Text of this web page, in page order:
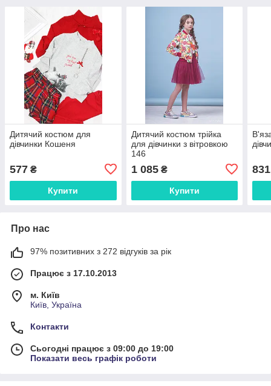
Дитячий костюм для
дівчинки Кошеня
577 ₴
Купити
Дитячий костюм трійка
для дівчинки з вітровкою
146
1 085₴
Купити
831
Про нас
97% позитивних з 272 відгуків за рік
Працює з 17.10.2013
м. Київ
Київ, Україна
Контакти
Сьогодні працює з 09:00 до 19:00
Показати весь графік роботи